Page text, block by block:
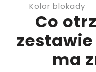
Kolor blokady
Co
ma